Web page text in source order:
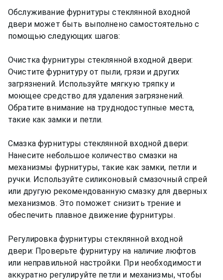
Обслуживание фурнитуры стеклянной входной
двери может быть выполнено самостоятельно с
помощью следующих шагов:
Очистка фурнитуры стеклянной входной двери:
Очистите фурнитуру от пыли, грязи и других
загрязнений. Используйте мягкую тряпку и
моющее средство для удаления загрязнений.
Обратите внимание на труднодоступные места,
такие как замки и петли.
Смазка фурнитуры стеклянной входной двери:
Нанесите небольшое количество смазки на
механизмы фурнитуры, такие как замки, петли и
ручки. Используйте силиконовый смазочный спрей
или другую рекомендованную смазку для дверных
механизмов. Это поможет снизить трение и
обеспечить плавное движение фурнитуры.
Регулировка фурнитуры стеклянной входной
двери: Проверьте фурнитуру на наличие люфтов
или неправильной настройки. При необходимости
аккуратно регулируйте петли и механизмы, чтобы